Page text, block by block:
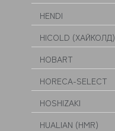
HENDI
HICOLD (ХАЙКОЛД)
HOBART
HORECA-SELECT
HOSHIZAKI
HUALIAN (HMR)